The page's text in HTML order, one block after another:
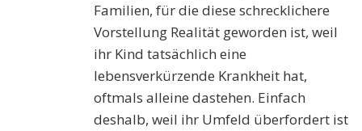
Familien, für die diese schrecklichere
Vorstellung Realität geworden ist, weil
ihr Kind tatsächlich eine
lebensverkürzende Krankheit hat,
oftmals alleine dastehen. Einfach
deshalb, weil ihr Umfeld überfordert ist